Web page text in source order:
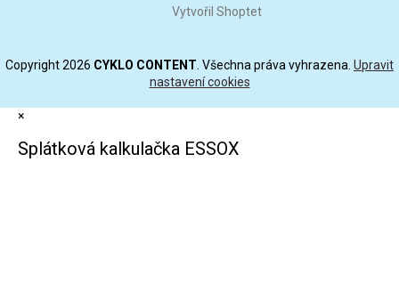
Vytvořil Shoptet
Copyright 2026 CYKLO CONTENT . Všechna práva vyhrazena. Upravit
nastavení cookies
×
Splátková kalkulačka ESSOX